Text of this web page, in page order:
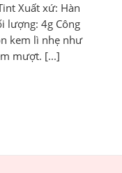
Xuất xứ: Hàn
lượng: 4g Công
kem lì nhẹ như
mượt. [...]